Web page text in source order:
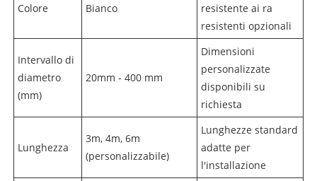
Colore Bianco
resistente ai ra
resistenti opzionali
Intervallo di
diametro
(mm)
20mm - 400 mm
Dimensioni
personalizzate
disponibili su
richiesta
Lunghezza
3m, 4m, 6m
(personalizzabile)
Lunghezze standard
adatte per
l'installazione